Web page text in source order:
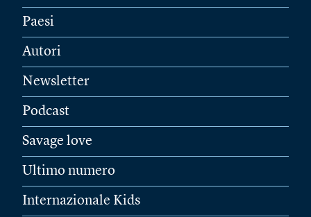
Paesi
Autori
Newsletter
Podcast
Savage love
Ultimo numero
Internazionale Kids